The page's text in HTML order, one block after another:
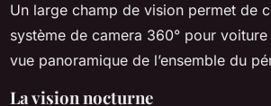
Un large champ de vision permet de
système de camera 360° pour
vue panoramique de l’ensemble du
La vision nocturne